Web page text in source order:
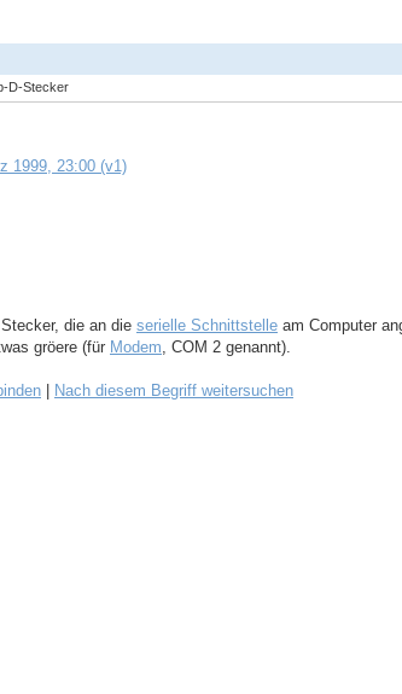
D-Stecker
1999, 23:00 (v1)
die an die serielle Schnittstelle am Computer
gröere (für Modem, COM 2 genannt).
Nach diesem Begriff weitersuchen